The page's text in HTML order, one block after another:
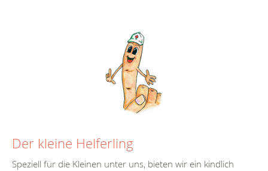
Der kleine Helferling
Speziell für die Kleinen unter uns, bieten wir ein kindlich